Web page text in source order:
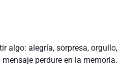
algo: alegría, sorpresa, orgullo,
perdure en la memoria.